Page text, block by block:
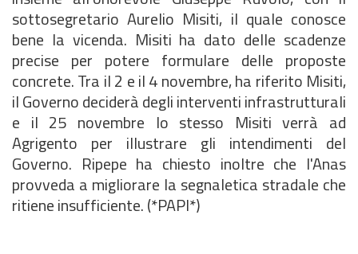
sottosegretario Aurelio Misiti, il quale conosce
bene la vicenda. Misiti ha dato delle scadenze
precise per potere formulare delle proposte
concrete. Tra il 2 e il 4 novembre, ha riferito Misiti,
il Governo deciderà degli interventi infrastrutturali
e il 25 novembre lo stesso Misiti verrà ad
Agrigento per illustrare gli intendimenti del
Governo. Ripepe ha chiesto inoltre che l'Anas
provveda a migliorare la segnaletica stradale che
ritiene insufficiente. (*PAPI*)